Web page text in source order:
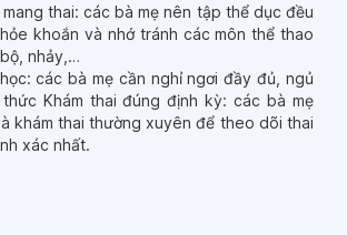
thai: các bà mẹ nên tập thể dục đều
khoắn và nhớ tránh các môn thể thao
nhảy,…
các bà mẹ cần nghỉ ngơi đầy đủ, ngủ
Khám thai đúng định kỳ: các bà mẹ
khám thai thường xuyên để theo dõi thai
xác nhất.